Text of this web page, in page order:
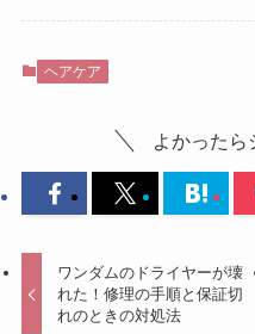
ヘアケア
よかったら
ワンダムのドライヤーが壊
れた！修理の手順と保証切
れのときの対処法